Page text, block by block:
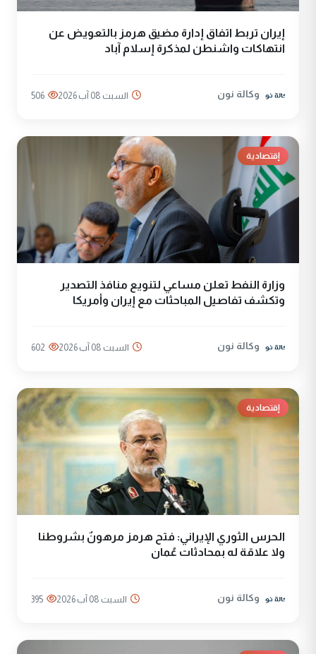
إيران تربط اتفاق إدارة مضيق هرمز بالتعويض عن
انتهاكات واشنطن لمذكرة إسلام آباد
وكالة نون السبت 08 آب 2026 506
إقتصادية
وزارة النفط تعلن مساعي لتنويع منافذ التصدير
وتكشف تفاصيل المباحثات مع إيران وأمريكا
وكالة نون السبت 08 آب 2026 602
إقتصادية
الحرس الثوري الإيراني: فتح هرمز مرهونٌ بشروطنا
ولا علاقة له بمحادثات عُمان
وكالة نون السبت 08 آب 2026 395